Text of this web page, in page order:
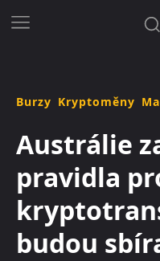
Burzy Kryptoměny
Austrálie
pravidla
budou